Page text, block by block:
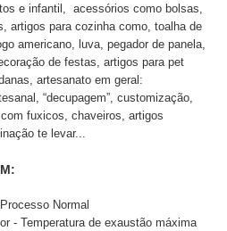
e infantil, acessórios como bolsas,
artigos para cozinha como, toalha de
americano, luva, pegador de panela,
de festas, artigos para pet
artesanato em geral:
“decupagem”, customização,
fuxicos, chaveiros, artigos
te levar...
Normal
- Temperatura de exaustão máxima